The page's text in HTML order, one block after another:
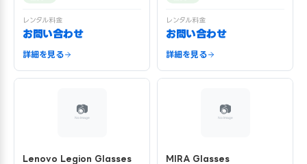
レンタル料金
お問い合わせ
詳細を見る
レンタル料金
お問い合わせ
詳細を見る
Lenovo Legion Glasses
MIRA Glasses